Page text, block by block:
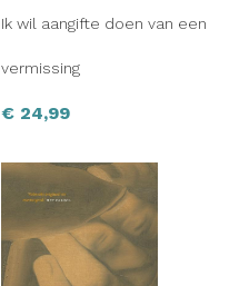
Ik wil aangifte doen van een
vermissing
€ 24,99